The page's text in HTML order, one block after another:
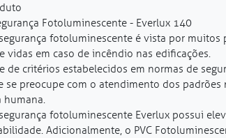
Fotoluminescente - Everlux 140
fotoluminescente é vista por
vidas em caso de incêndio nas edificações.
de critérios estabelecidos em normas de
se preocupe com o atendimento dos
humana.
fotoluminescente Everlux possui
Adicionalmente, o PVC